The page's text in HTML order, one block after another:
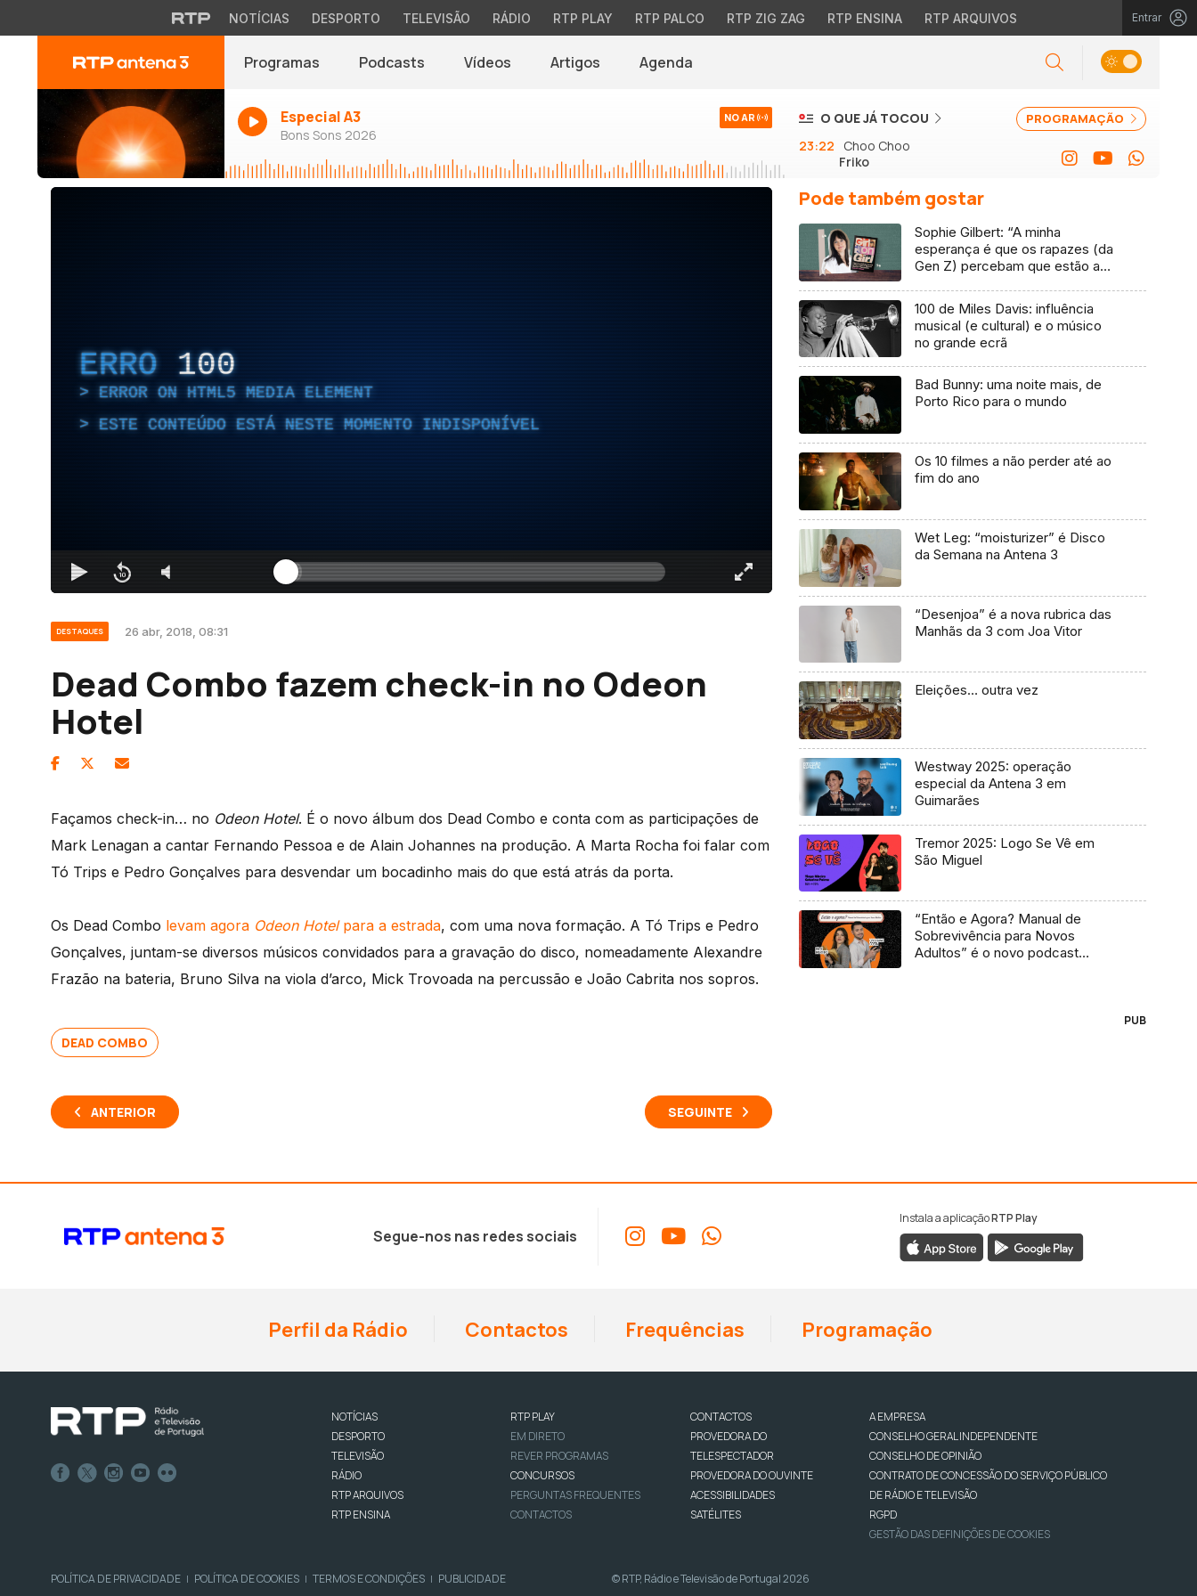
NOTÍCIAS DESPORTO TELEVISÃO RÁDIO RTP PLAY RTP PALCO RTP ZIG ZAG RTP ENSINA RTP ARQUIVOS Entrar
Programas Podcasts Vídeos Artigos Agenda
Especial A3
Bons Sons 2026
NO AR PROGRAMAÇÃO
O QUE JÁ TOCOU
23:22
Choo Choo
Friko
ERRO 100
ERROR ON HTML5 MEDIA ELEMENT
ESTE CONTEÚDO ESTÁ NESTE MOMENTO INDISPONÍVEL
DESTAQUES 26 abr, 2018, 08:31
Dead Combo fazem check-in no Odeon
Hotel
Façamos check-in… no Odeon Hotel. É o novo álbum dos Dead Combo e conta com as participações de
Mark Lenagan a cantar Fernando Pessoa e de Alain Johannes na produção. A Marta Rocha foi falar com
Tó Trips e Pedro Gonçalves para desvendar um bocadinho mais do que está atrás da porta.
Os Dead Combo levam agora Odeon Hotelpara a estrada, com uma nova formação. A Tó Trips e Pedro
Gonçalves, juntam-se diversos músicos convidados para a gravação do disco, nomeadamente Alexandre
Frazão na bateria, Bruno Silva na viola d’arco, Mick Trovoada na percussão e João Cabrita nos sopros.
DEAD COMBO
ANTERIOR SEGUINTE
Pode também gostar
Sophie Gilbert: “A minha
esperança é que os rapazes (da
Gen Z) percebam que estão a
100 de Miles Davis: influência
musical (e cultural) e o músico
no grande ecrã
Bad Bunny: uma noite mais, de
Porto Rico para o mundo
Os 10 filmes a não perder até ao
fim do ano
Wet Leg: “moisturizer” é Disco
da Semana na Antena 3
“Desenjoa” é a nova rubrica das
Manhãs da 3 com Joa Vitor
Eleições… outra vez
Westway 2025: operação
especial da Antena 3 em
Guimarães
Tremor 2025: Logo Se Vê em
São Miguel
“Então e Agora? Manual de
Sobrevivência para Novos
Adultos” é o novo podcast
PUB
Segue-nos nas redes sociais
Instala a aplicaçãoRTP Play
Perfil da Rádio Contactos Frequências Programação
NOTÍCIAS
DESPORTO
TELEVISÃO
RÁDIO
RTP ARQUIVOS
RTP ENSINA
RTP PLAY
EM DIRETO
REVER PROGRAMAS
CONCURSOS
PERGUNTAS FREQUENTES
CONTACTOS
CONTACTOS
PROVEDORA DO
TELESPECTADOR
PROVEDORA DO OUVINTE
ACESSIBILIDADES
SATÉLITES
A EMPRESA
CONSELHO GERAL INDEPENDENTE
CONSELHO DE OPINIÃO
CONTRATO DE CONCESSÃO DO SERVIÇO PÚBLICO
DE RÁDIO E TELEVISÃO
RGPD
GESTÃO DAS DEFINIÇÕES DE COOKIES
POLÍTICA DE PRIVACIDADE | POLÍTICA DE COOKIES | TERMOS E CONDIÇÕES | PUBLICIDADE © RTP, Rádio e Televisão de Portugal 2026